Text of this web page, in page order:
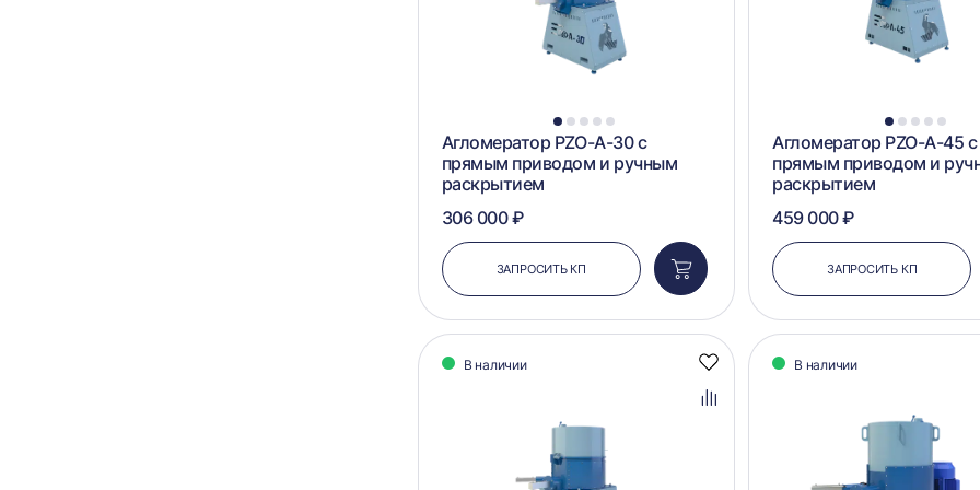
1 2 3 4 5
Агломератор PZO-А-30 с
прямым приводом и ручным
раскрытием
306 000 ₽
ЗАПРОСИТЬ КП
Добавить
в
корзину
1 2 3 4 5
Агломератор PZO-А-45 с
прямым приводом и
раскрытием
459 000 ₽
ЗАПРОСИТЬ КП
В наличии
Добавить
Добавить
В наличии